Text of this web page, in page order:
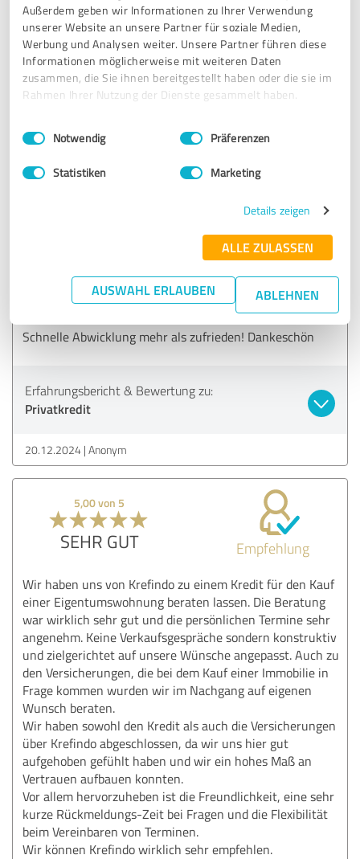
Außerdem geben wir Informationen zu Ihrer Verwendung
unserer Website an unsere Partner für soziale Medien,
Werbung und Analysen weiter. Unsere Partner führen diese
Informationen möglicherweise mit weiteren Daten
zusammen, die Sie ihnen bereitgestellt haben oder die sie im
Rahmen Ihrer Nutzung der Dienste gesammelt haben.
Impressum Datenschutzbestimmungen
Einwilligungsauswahl
Notwendig Präferenzen
Statistiken Marketing
Details zeigen
ALLE ZULASSEN
AUSWAHL ERLAUBEN ABLEHNEN
Ich empfehle kefindo definitiv weiter. Es wurde sich bei
meinem Anliegen detailliert Zeit genommen und vor allem
mit Geduld. Alle Fragen werden schnell erklärt und
diesbezüglich dann geklärt. Gute Augenhöhe des
Gegenüber
Erfahrungsbericht & Bewertung zu:
SEHR GUT Empfehlung
Schnelle Abwicklung mehr als zufrieden! Dankeschön
Erfahrungsbericht & Bewertung zu:
Privatkredit
20.12.2024 Anonym
5,00 von 5
SEHR GUT Empfehlung
Wir haben uns von Krefindo zu einem Kredit für den Kauf
einer Eigentumswohnung beraten lassen. Die Beratung
war wirklich sehr gut und die persönlichen Termine sehr
angenehm. Keine Verkaufsgespräche sondern konstruktiv
und zielgerichtet auf unsere Wünsche angepasst. Auch zu
den Versicherungen, die bei dem Kauf einer Immobilie in
Frage kommen wurden wir im Nachgang auf eigenen
Wunsch beraten.
Wir haben sowohl den Kredit als auch die Versicherungen
über Krefindo abgeschlossen, da wir uns hier gut
aufgehoben gefühlt haben und wir ein hohes Maß an
Vertrauen aufbauen konnten.
Vor allem hervorzuheben ist die Freundlichkeit, eine sehr
kurze Rückmeldungs-Zeit bei Fragen und die Flexibilität
beim Vereinbaren von Terminen.
Wir können Krefindo wirklich sehr empfehlen.